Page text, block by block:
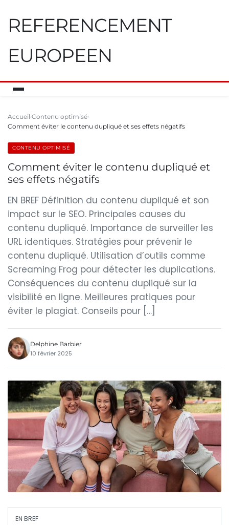
REFERENCEMENT
EUROPEEN
Accueil Contenu optimisé
Comment éviter le contenu dupliqué et ses effets négatifs
CONTENU OPTIMISÉ
Comment éviter le contenu dupliqué et
ses effets négatifs
EN BREF Définition du contenu dupliqué et son
impact sur le SEO. Principales causes du
contenu dupliqué. Importance de surveiller les
URL identiques. Stratégies pour prévenir le
contenu dupliqué. Utilisation d’outils comme
Screaming Frog pour détecter les duplications.
Conséquences du contenu dupliqué sur la
visibilité en ligne. Meilleures pratiques pour
éviter le plagiat. Conseils pour […]
Delphine Barbier
10 février 2025
EN BREF